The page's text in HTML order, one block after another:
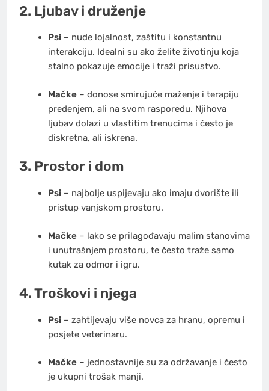
2. Ljubav i druženje
Psi– nude lojalnost, zaštitu i konstantnu
interakciju. Idealni su ako želite životinju koja
stalno pokazuje emocije i traži prisustvo.
Mačke– donose smirujuće maženje i terapiju
predenjem, ali na svom rasporedu. Njihova
ljubav dolazi u vlastitim trenucima i često je
diskretna, ali iskrena.
3. Prostor i dom
Psi– najbolje uspijevaju ako imaju dvorište ili
pristup vanjskom prostoru.
Mačke– lako se prilagođavaju malim stanovima
i unutrašnjem prostoru, te često traže samo
kutak za odmor i igru.
4. Troškovi i njega
Psi– zahtijevaju više novca za hranu, opremu i
posjete veterinaru.
Mačke– jednostavnije su za održavanje i često
je ukupni trošak manji.